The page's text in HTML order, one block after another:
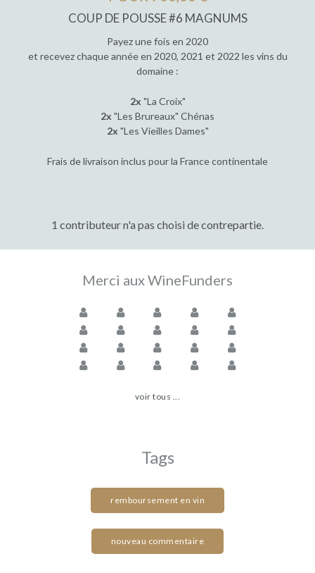
COUP DE POUSSE #6 MAGNUMS
Payez une fois en 2020
et recevez chaque année en 2020, 2021 et 2022 les vins du
domaine :
2x "La Croix"
2x "Les Brureaux" Chénas
2x "Les Vieilles Dames"
Frais de livraison inclus pour la France continentale
1 contributeur n'a pas choisi de contrepartie.
Merci aux WineFunders
voir tous ...
Tags
remboursement en vin
nouveau commentaire